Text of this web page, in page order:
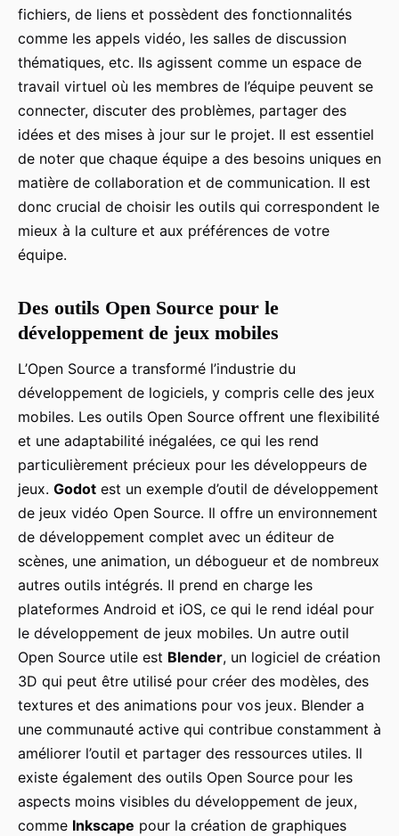
fichiers, de liens et possèdent des fonctionnalités
comme les appels vidéo, les salles de discussion
thématiques, etc. Ils agissent comme un espace de
travail virtuel où les membres de l’équipe peuvent se
connecter, discuter des problèmes, partager des
idées et des mises à jour sur le projet. Il est essentiel
de noter que chaque équipe a des besoins uniques en
matière de collaboration et de communication. Il est
donc crucial de choisir les outils qui correspondent le
mieux à la culture et aux préférences de votre
équipe.
Des outils Open Source pour le
développement de jeux mobiles
L’Open Source a transformé l’industrie du
développement de logiciels, y compris celle des jeux
mobiles. Les outils Open Source offrent une flexibilité
et une adaptabilité inégalées, ce qui les rend
particulièrement précieux pour les développeurs de
jeux. Godot est un exemple d’outil de développement
de jeux vidéo Open Source. Il offre un environnement
de développement complet avec un éditeur de
scènes, une animation, un débogueur et de nombreux
autres outils intégrés. Il prend en charge les
plateformes Android et iOS, ce qui le rend idéal pour
le développement de jeux mobiles. Un autre outil
Open Source utile est Blender, un logiciel de création
3D qui peut être utilisé pour créer des modèles, des
textures et des animations pour vos jeux. Blender a
une communauté active qui contribue constamment à
améliorer l’outil et partager des ressources utiles. Il
existe également des outils Open Source pour les
aspects moins visibles du développement de jeux,
comme Inkscape pour la création de graphiques